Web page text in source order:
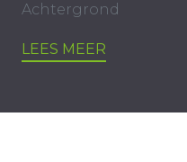
Achtergrond
LEES MEER